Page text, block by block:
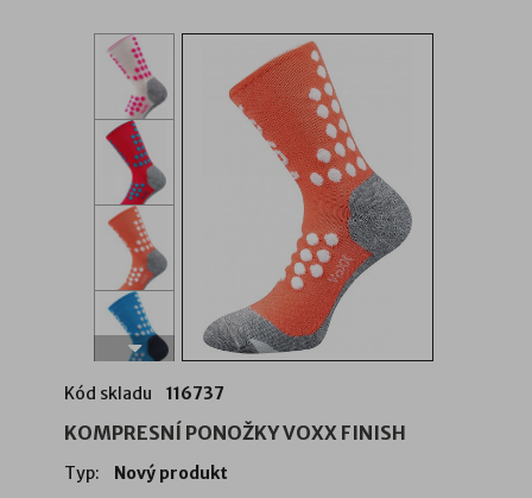
Kód skladu 116737
KOMPRESNÍ PONOŽKY VOXX FINISH
Typ:
Nový produkt